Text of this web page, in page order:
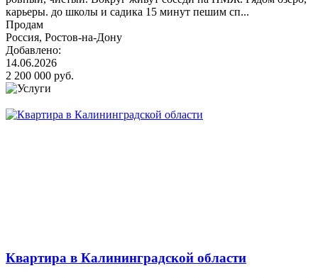
карьеры. до школы и садика 15 минут пешим сп...
Продам
Россия, Ростов-на-Дону
Добавлено:
14.06.2026
2 200 000 руб.
Квартира в Калининградской области